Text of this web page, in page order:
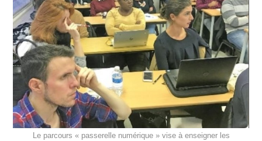
Le parcours « passerelle numérique » vise à enseigner les